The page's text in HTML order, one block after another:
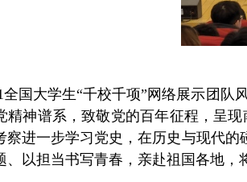
全国大学生“千校千项”网络展示团
精神谱系，致敬党的百年征程，呈
察进一步学习党史，在历史与现代的
、以担当书写青春，亲赴祖国各地